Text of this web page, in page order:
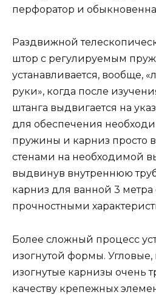
перфоратор и
Раздвижной
штор с регулируемым
устанавливается, вообще,
руки», когда после
штанга выдвигается на
для обеспечения
пружины и карниз просто
стенами на необходимой
выдвинув внутреннюю
карниз для ванной 3
прочностными
Более сложный процесс
изогнутой формы.
изогнутые карнизы очень
качеству крепежных